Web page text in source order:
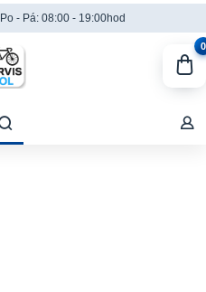
Po - Pá: 08:00 - 19:00hod
0